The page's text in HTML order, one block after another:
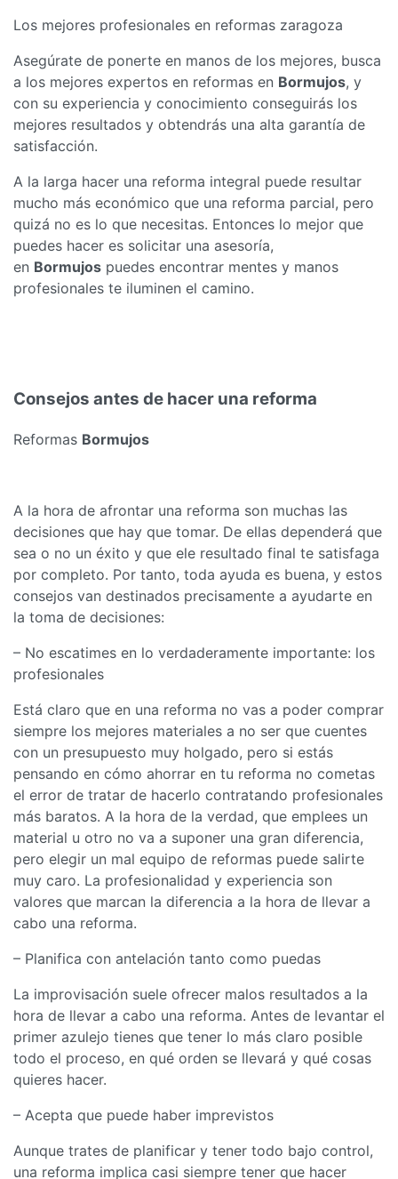
Los mejores profesionales en reformas zaragoza
Asegúrate de ponerte en manos de los mejores, busca
a los mejores expertos en reformas en Bormujos, y
con su experiencia y conocimiento conseguirás los
mejores resultados y obtendrás una alta garantía de
satisfacción.
A la larga hacer una reforma integral puede resultar
mucho más económico que una reforma parcial, pero
quizá no es lo que necesitas. Entonces lo mejor que
puedes hacer es solicitar una asesoría,
en Bormujos puedes encontrar mentes y manos
profesionales te iluminen el camino.
Consejos antes de hacer una reforma
Reformas Bormujos
A la hora de afrontar una reforma son muchas las
decisiones que hay que tomar. De ellas dependerá que
sea o no un éxito y que ele resultado final te satisfaga
por completo. Por tanto, toda ayuda es buena, y estos
consejos van destinados precisamente a ayudarte en
la toma de decisiones:
– No escatimes en lo verdaderamente importante: los
profesionales
Está claro que en una reforma no vas a poder comprar
siempre los mejores materiales a no ser que cuentes
con un presupuesto muy holgado, pero si estás
pensando en cómo ahorrar en tu reforma no cometas
el error de tratar de hacerlo contratando profesionales
más baratos. A la hora de la verdad, que emplees un
material u otro no va a suponer una gran diferencia,
pero elegir un mal equipo de reformas puede salirte
muy caro. La profesionalidad y experiencia son
valores que marcan la diferencia a la hora de llevar a
cabo una reforma.
– Planifica con antelación tanto como puedas
La improvisación suele ofrecer malos resultados a la
hora de llevar a cabo una reforma. Antes de levantar el
primer azulejo tienes que tener lo más claro posible
todo el proceso, en qué orden se llevará y qué cosas
quieres hacer.
– Acepta que puede haber imprevistos
Aunque trates de planificar y tener todo bajo control,
una reforma implica casi siempre tener que hacer